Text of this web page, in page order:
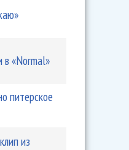
в «Normal»
питерское
из